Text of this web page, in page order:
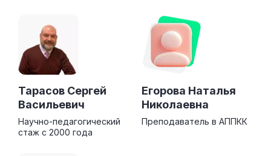
Тарасов Сергей
Васильевич
Научно-педагогический
стаж с 2000 года
Егорова Наталья
Николаевна
Преподаватель в АППКК